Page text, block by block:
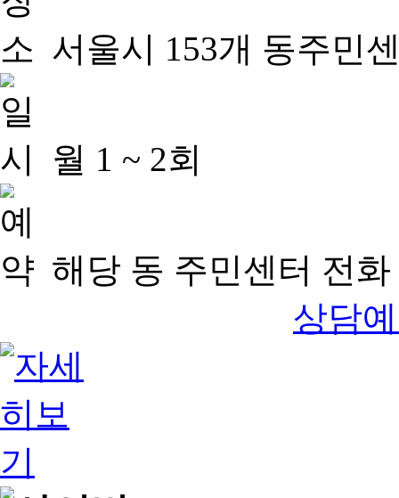
서울시 153개 동주민
월 1 ~ 2회
해당 동 주민센터 전
상담